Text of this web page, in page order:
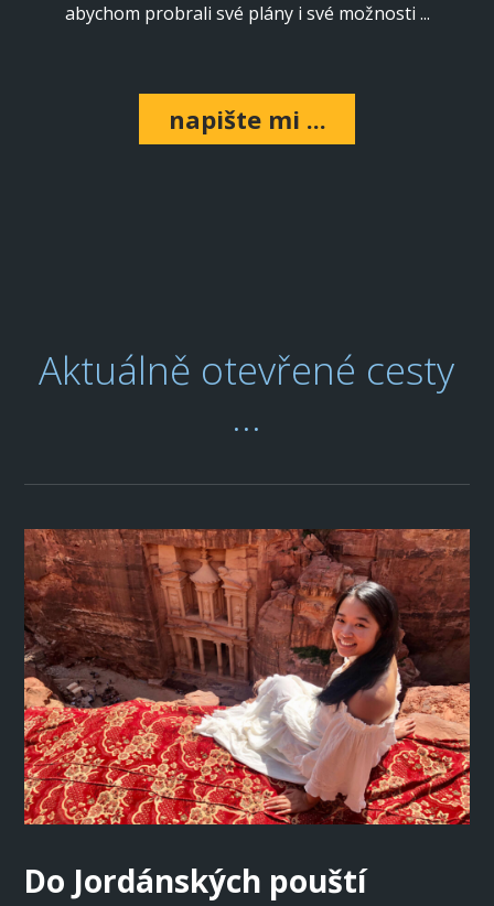
abychom probrali své plány i své možnosti ...
napište mi ...
Aktuálně otevřené cesty
...
Do Jordánských pouští